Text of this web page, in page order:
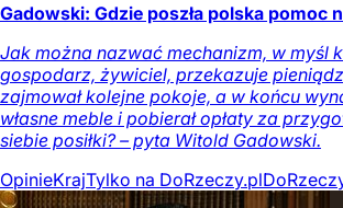
Gadowski: Gdzie poszła polska pomoc
Jak można nazwać mechanizm, w myśl
gospodarz, żywiciel, przekazuje
zajmował kolejne pokoje, a w końcu
własne meble i pobierał opłaty za
siebie posiłki? – pyta Witold Gadowski.
OpinieKrajTylko na DoRzeczy.pl